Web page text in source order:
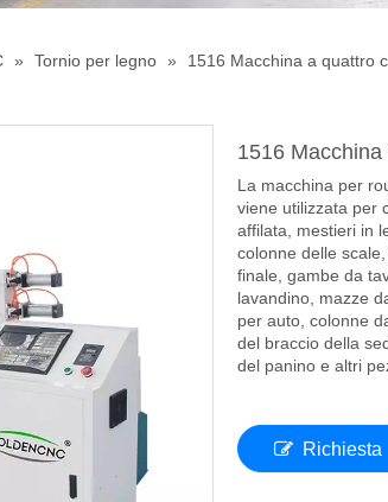
» Tornio per legno » 1516 Macchina a quattro
1516
La macchina per
viene utilizzata per
affilata, mestieri in
colonne delle
finale, gambe da
lavandino, mazze
per auto, colonne
del braccio della
del panino e altri
Richiesta